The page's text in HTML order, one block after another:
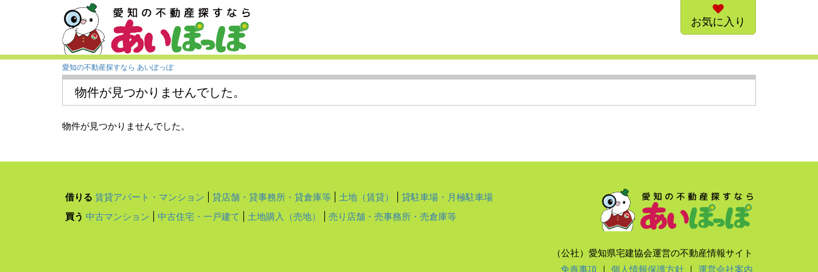
お気に入り
愛知の不動産探すなら あいぽっぽ
物件が見つかりませんでした。
物件が見つかりませんでした。
借りる 賃貸アパート・マンション 貸店舗・貸事務所・貸倉庫等 土地（賃貸）
貸駐車場・月極駐車場
買う 中古マンション 中古住宅・一戸建て 土地購入（売地） 売り店舗・売事務所・売倉庫等
（公社）愛知県宅建協会運営の不動産情報サイト
免責事項｜ 個人情報保護方針｜ 運営会社案内